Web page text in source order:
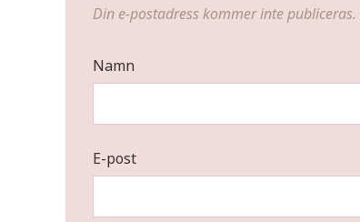
Din e-postadress kommer inte publiceras.
Namn
E-post